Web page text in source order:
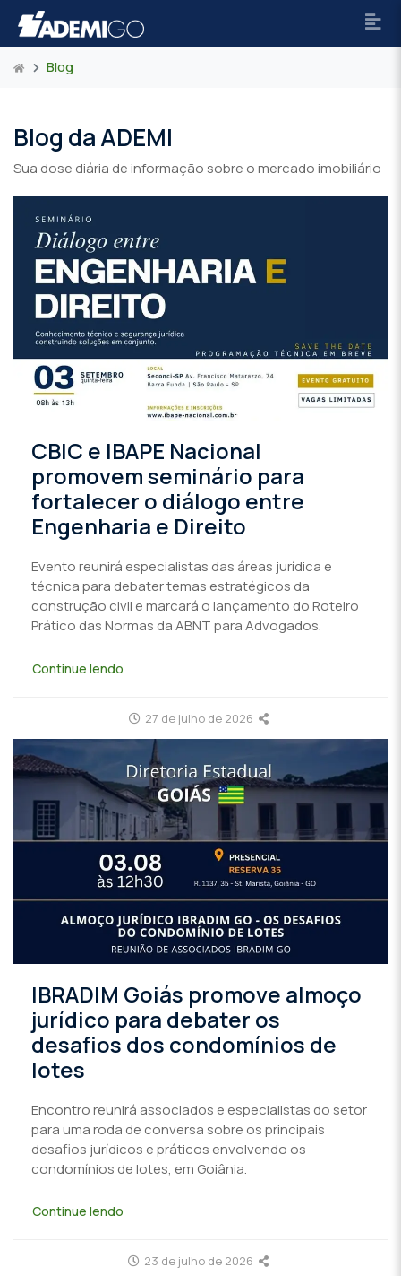
Blog
Blog da ADEMI
Sua dose diária de informação sobre o mercado imobiliário
CBIC e IBAPE Nacional
promovem seminário para
fortalecer o diálogo entre
Engenharia e Direito
Evento reunirá especialistas das áreas jurídica e
técnica para debater temas estratégicos da
construção civil e marcará o lançamento do Roteiro
Prático das Normas da ABNT para Advogados.
Continue lendo
27 de julho de 2026
IBRADIM Goiás promove almoço
jurídico para debater os
desafios dos condomínios de
lotes
Encontro reunirá associados e especialistas do setor
para uma roda de conversa sobre os principais
desafios jurídicos e práticos envolvendo os
condomínios de lotes, em Goiânia.
Continue lendo
23 de julho de 2026